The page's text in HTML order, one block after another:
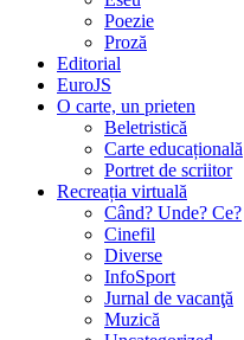
Poezie
Proză
Editorial
EuroJS
O carte, un prieten
Beletristică
Carte educațională
Portret de scriitor
Recreația virtuală
Când? Unde? Ce?
Cinefil
Diverse
InfoSport
Jurnal de vacanţă
Muzică